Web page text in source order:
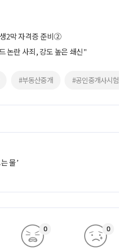
2막 자격증 준비②
논란 사죄, 강도 높은 쇄신"
#부동산중개 #공인중개사시험
물’
0 0